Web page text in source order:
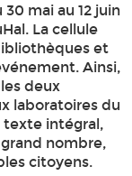
mai au 12 juin
La cellule
et
Ainsi,
deux
laboratoires du
texte intégral,
nombre,
citoyens.